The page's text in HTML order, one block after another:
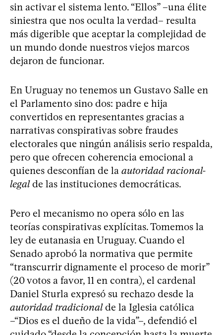
sin activar el sistema lento. “Ellos” –una élite
siniestra que nos oculta la verdad– resulta
más digerible que aceptar la complejidad de
un mundo donde nuestros viejos marcos
dejaron de funcionar.
En Uruguay no tenemos un Gustavo Salle en
el Parlamento sino dos: padre e hija
convertidos en representantes gracias a
narrativas conspirativas sobre fraudes
electorales que ningún análisis serio respalda,
pero que ofrecen coherencia emocional a
quienes desconfían de la autoridad racional-
legalde las instituciones democráticas.
Pero el mecanismo no opera sólo en las
teorías conspirativas explícitas. Tomemos la
ley de eutanasia en Uruguay. Cuando el
Senado aprobó la normativa que permite
“transcurrir dignamente el proceso de morir”
(20 votos a favor, 11 en contra), el cardenal
Daniel Sturla expresó su rechazo desde la
autoridad tradicionalde la Iglesia católica
–“Dios es el dueño de la vida”–, defendió el